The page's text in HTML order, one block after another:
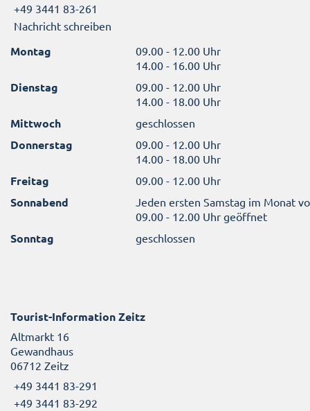
+49 3441 83-261
Nachricht schreiben
Montag
09.00 - 12.00 Uhr
14.00 - 16.00 Uhr
Dienstag
09.00 - 12.00 Uhr
14.00 - 18.00 Uhr
Mittwoch geschlossen
Donnerstag
09.00 - 12.00 Uhr
14.00 - 18.00 Uhr
Freitag 09.00 - 12.00 Uhr
Sonnabend
Jeden ersten Samstag im Monat
09.00 - 12.00 Uhr geöffnet
Sonntag geschlossen
Tourist-Information Zeitz
Altmarkt 16
Gewandhaus
06712 Zeitz
+49 3441 83-291
+49 3441 83-292